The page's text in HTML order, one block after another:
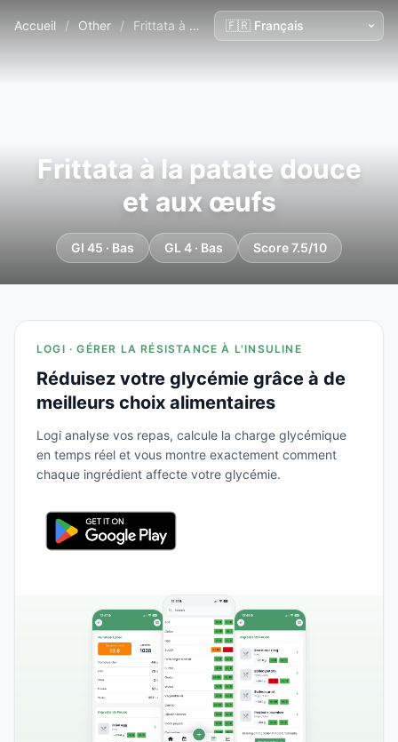
Accueil / Other / Frittata à la patate douce et aux œufs
Frittata à la patate douce
et aux œufs
GI 45 · Bas GL 4 · Bas Score 7.5/10
LOGI · GÉRER LA RÉSISTANCE À L'INSULINE
Réduisez votre glycémie grâce à de
meilleurs choix alimentaires
Logi analyse vos repas, calcule la charge glycémique
en temps réel et vous montre exactement comment
chaque ingrédient affecte votre glycémie.